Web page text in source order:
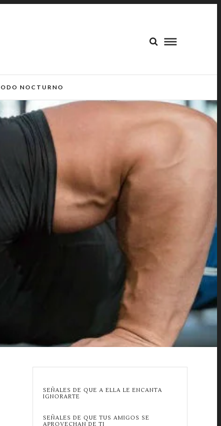
NOCTURNO
SEÑALES DE QUE A ELLA LE ENCANTA
IGNORARTE
SEÑALES DE QUE TUS AMIGOS SE
APROVECHAN DE TI